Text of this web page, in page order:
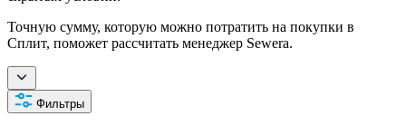
Точную сумму, которую можно потратить на покупки в
Сплит, поможет рассчитать менеджер Sewera.
Фильтры